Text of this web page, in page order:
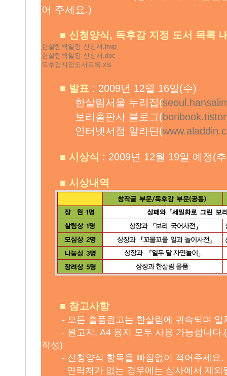
어 주세요.)
■ 신청양식, 독후감 지정 도서 목록
한살림백일장-신청서.hwp
한살림백일장-신청서.doc
독후감지정도서목록.xls
■ 발표 : 2009년 12월 16일(수)
한살림서울 누리집(
보리출판사 블로그(
인터넷서점 알라딘(
■ 시상식 : 2009년 12월 19일 예정(
■ 시상내역
■ 참고사항
- 모든 출품원고는 한살림에 귀속되며 일
- 원고지, A4 용지 모두 사용 가능합니다.(
작성)
- 신청양식 항목을 빠짐없이 적어주세요.
연락처가 없는 경우에는 심사에서 제외